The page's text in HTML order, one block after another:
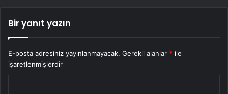
Bir yanıt yazın
E-posta adresiniz yayınlanmayacak. Gerekli alanlar * ile
işaretlenmişlerdir